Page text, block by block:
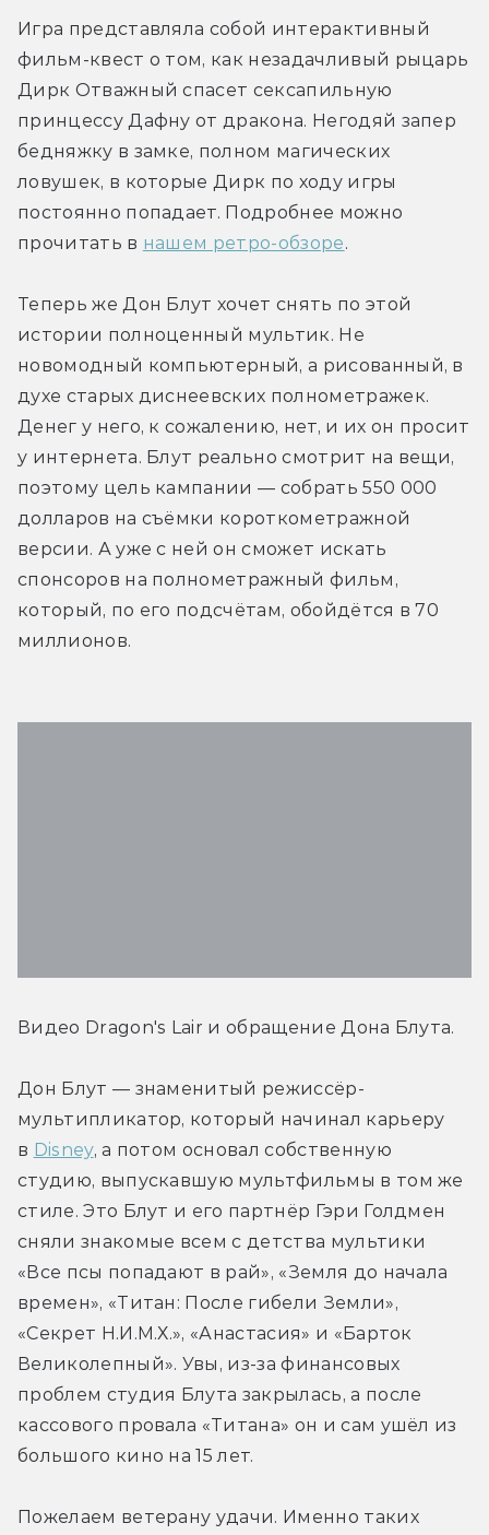
Игра представляла собой интерактивный
фильм-квест о том, как незадачливый рыцарь
Дирк Отважный спасет сексапильную
принцессу Дафну от дракона. Негодяй запер
бедняжку в замке, полном магических
ловушек, в которые Дирк по ходу игры
постоянно попадает. Подробнее можно
прочитать в нашем ретро-обзоре.
Теперь же Дон Блут хочет снять по этой
истории полноценный мультик. Не
новомодный компьютерный, а рисованный, в
духе старых диснеевских полнометражек.
Денег у него, к сожалению, нет, и их он просит
у интернета. Блут реально смотрит на вещи,
поэтому цель кампании — собрать 550 000
долларов на съёмки короткометражной
версии. А уже с ней он сможет искать
спонсоров на полнометражный фильм,
который, по его подсчётам, обойдётся в 70
миллионов.
Видео Dragon's Lair и обращение Дона Блута.
Дон Блут — знаменитый режиссёр-
мультипликатор, который начинал карьеру
в Disney, а потом основал собственную
студию, выпускавшую мультфильмы в том же
стиле. Это Блут и его партнёр Гэри Голдмен
сняли знакомые всем с детства мультики
«Все псы попадают в рай», «Земля до начала
времен», «Титан: После гибели Земли»,
«Секрет Н.И.М.Х.», «Анастасия» и «Барток
Великолепный». Увы, из-за финансовых
проблем студия Блута закрылась, а после
кассового провала «Титана» он и сам ушёл из
большого кино на 15 лет.
Пожелаем ветерану удачи. Именно таких